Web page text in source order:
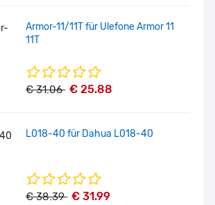
Armor-11/11T für Ulefone Armor 11
11T
€ 31.06 € 25.88
L018-40 für Dahua L018-40
€ 38.39 € 31.99